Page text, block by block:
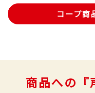
コープ商
商品への『